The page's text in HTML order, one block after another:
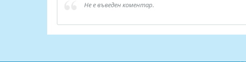
Не е въведен коментар.